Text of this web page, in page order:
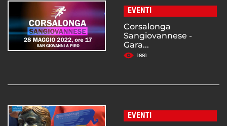
EVENTI
Corsalonga
Sangiovannese -
Gara...
1881
EVENTI